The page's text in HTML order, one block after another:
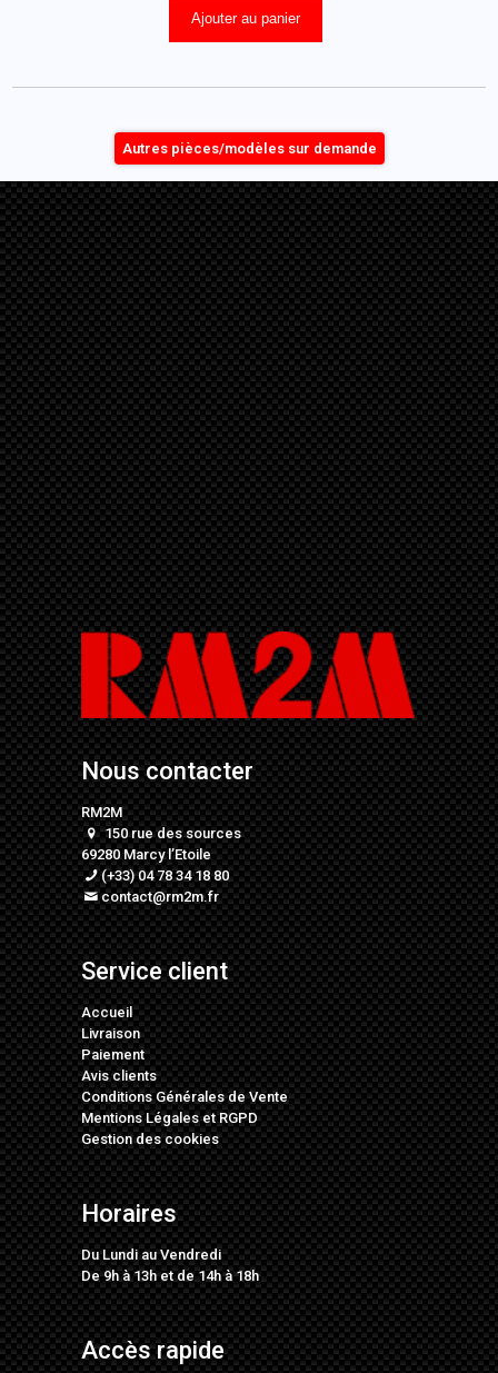
Ajouter au panier
Autres pièces/modèles sur demande
Nous contacter
RM2M
150 rue des sources
69280 Marcy l’Etoile
(+33) 04 78 34 18 80
contact@rm2m.fr
Service client
Accueil
Livraison
Paiement
Avis clients
Conditions Générales de Vente
Mentions LégalesetRGPD
Gestion des cookies
Horaires
Du Lundi au Vendredi
De 9h à 13h et de 14h à 18h
Accès rapide